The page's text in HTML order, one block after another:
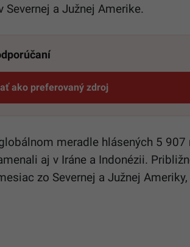
a Južnej Amerike.
ako preferovaný zdroj
Startitup, odkaz sa otvorí v novom
meradle hlásených 5 907
aj v Iráne a Indonézii.
zo Severnej a Južnej